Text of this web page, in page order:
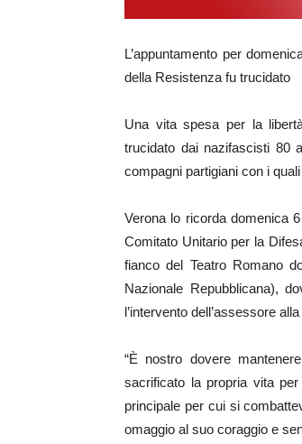
L’appuntamento per
della Resistenza fu trucidato
Una vita spesa per la
trucidato dai nazifascisti 80
compagni partigiani con i
Verona lo ricorda domenica
Comitato Unitario per la
fianco del Teatro Romano
Nazionale Repubblicana),
l’intervento dell’assessore
“È nostro dovere
sacrificato la propria vita
principale per cui si
omaggio al suo coraggio e